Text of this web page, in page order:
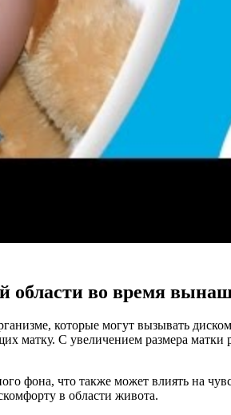
области во время
которые могут вызывать
матку. С увеличением размера
фона, что также может влиять на
в области живота.